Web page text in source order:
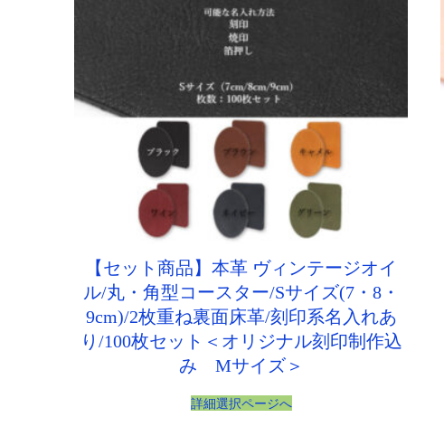
【セット商品】本革 ヴィンテージオイ
ル/丸・角型コースター/Sサイズ(7・8・
9cm)/2枚重ね裏面床革/刻印系名入れあ
り/100枚セット＜オリジナル刻印制作込
み Mサイズ＞
詳細選択ページへ